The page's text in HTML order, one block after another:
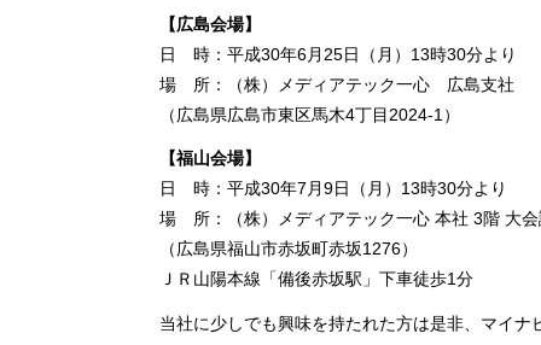
【広島会場】
日 時：平成30年6月25日（月）13時30分より
場 所：（株）メディアテック一心 広島支社
（広島県広島市東区馬木4丁目2024-1）
【福山会場】
日 時：平成30年7月9日（月）13時30分より
場 所：（株）メディアテック一心 本社 3階 大
（広島県福山市赤坂町赤坂1276）
ＪＲ山陽本線「備後赤坂駅」下車徒歩1分
当社に少しでも興味を持たれた方は是非、マイ